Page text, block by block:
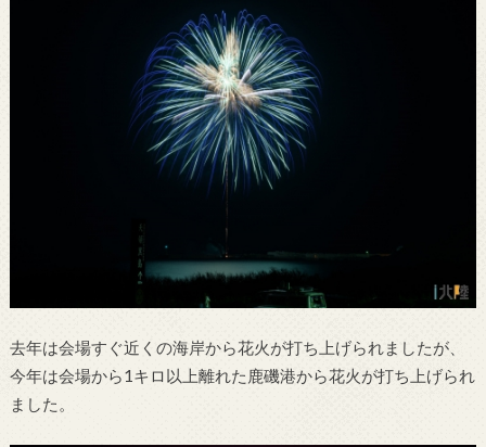
去年は会場すぐ近くの海岸から花火が打ち上げられましたが、
今年は会場から1キロ以上離れた鹿磯港から花火が打ち上げられ
ました。